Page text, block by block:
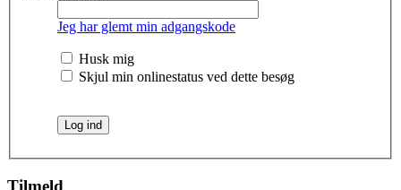
Jeg har glemt min adgangskode
Husk mig
Skjul min onlinestatus ved dette besøg
Tilmeld